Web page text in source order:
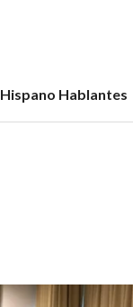
Hispano Hablantes